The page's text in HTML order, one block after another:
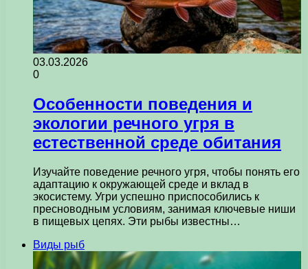
03.03.2026
0
Особенности поведения и
экологии речного угря в
естественной среде обитания
Изучайте поведение речного угря, чтобы понять его
адаптацию к окружающей среде и вклад в
экосистему. Угри успешно приспособились к
пресноводным условиям, занимая ключевые ниши
в пищевых цепях. Эти рыбы известны…
Виды рыб